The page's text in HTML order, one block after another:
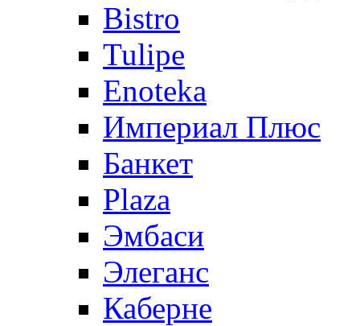
Bistro
Tulipe
Enoteka
Империал Плюс
Банкет
Plaza
Эмбаси
Элеганс
Каберне